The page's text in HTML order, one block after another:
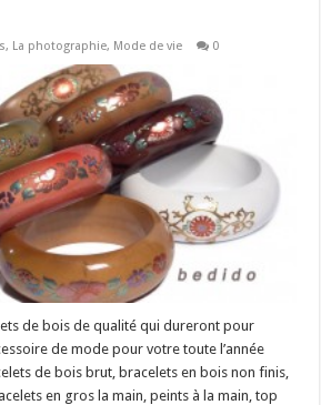
, La photographie, Mode de vie 0
de bois de qualité qui dureront pour
de mode pour votre toute l’année
de bois brut, bracelets en bois non finis,
en gros la main, peints à la main, top